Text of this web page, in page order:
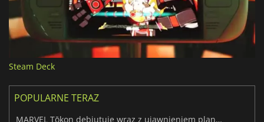
Steam Deck
POPULARNE TERAZ
MARVEL Tōkon debiutuje wraz z ujawnieniem planu rozwoju na pierwszy rok